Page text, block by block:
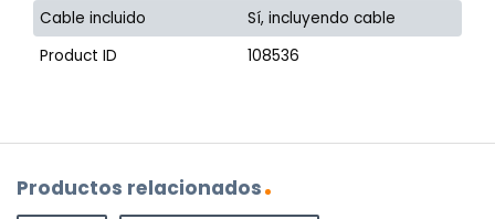
Cable incluido
Sí, incluyendo cable
Product ID
108536
Productos relacionados